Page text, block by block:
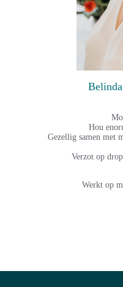
Hou
Gezellig samen met
Verzot op
Werkt op